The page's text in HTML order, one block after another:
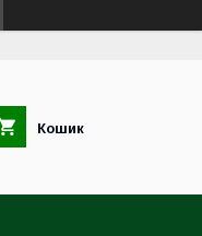
Кошик